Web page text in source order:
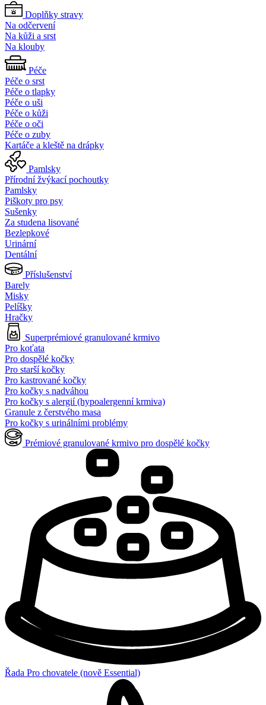
Doplňky stravy
Na odčervení
Na kůži a srst
Na klouby
Péče
Péče o srst
Péče o tlapky
Péče o uši
Péče o kůži
Péče o oči
Péče o zuby
Kartáče a kleště na drápky
Pamlsky
Přírodní žvýkací pochoutky
Pamlsky
Piškoty pro psy
Sušenky
Za studena lisované
Bezlepkové
Urinární
Dentální
Příslušenství
Barely
Misky
Pelíšky
Hračky
Superprémiové granulované krmivo
Pro koťata
Pro dospělé kočky
Pro starší kočky
Pro kastrované kočky
Pro kočky s nadváhou
Pro kočky s alergií (hypoalergenní krmiva)
Granule z čerstvého masa
Pro kočky s urinálními problémy
Prémiové granulované krmivo pro dospělé kočky
Řada Pro chovatele (nově Essential)